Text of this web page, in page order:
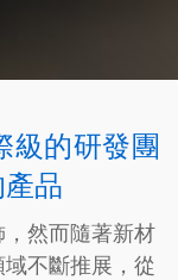
級的研發團
品
然而隨著新材
不斷推展，從